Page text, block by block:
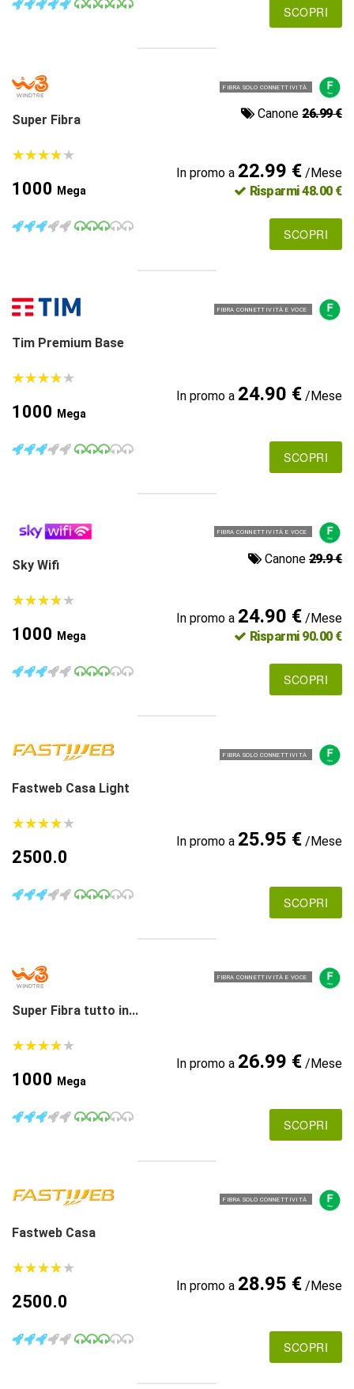
SCOPRI
FIBRA SOLO CONNETTIVITÀ
Super Fibra Canone26.99 €
★★★★★
★★★★★
1000 Mega
In promo a 22.99 €/Mese
Risparmi 48.00 €
SCOPRI
FIBRA CONNETTIVITÀ E VOCE
Tim Premium Base
★★★★★
★★★★★
1000 Mega
In promo a 24.90 €/Mese
SCOPRI
FIBRA CONNETTIVITÀ E VOCE
Sky Wifi Canone 29.9 €
★★★★★
★★★★★
1000 Mega
In promo a 24.90 €/Mese
Risparmi 90.00 €
SCOPRI
FIBRA SOLO CONNETTIVITÀ
Fastweb Casa Light
★★★★★
★★★★★
2500.0
In promo a 25.95 €/Mese
SCOPRI
FIBRA CONNETTIVITÀ E VOCE
Super Fibra tutto in...
★★★★★
★★★★★
1000 Mega
In promo a 26.99 €/Mese
SCOPRI
FIBRA SOLO CONNETTIVITÀ
Fastweb Casa
★★★★★
★★★★★
2500.0
In promo a 28.95 €/Mese
SCOPRI